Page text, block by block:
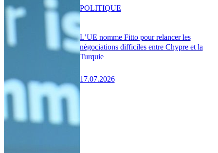
L’UE nomme Fitto pour relancer les
négociations difficiles entre Chypre et la
Turquie
17.07.2026
POLITIQUE